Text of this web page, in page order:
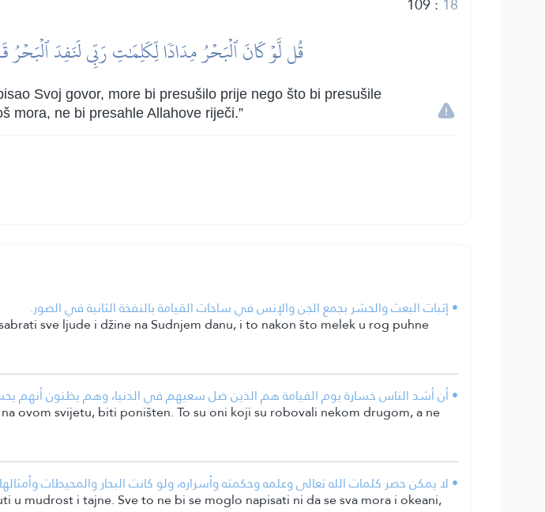
قُل لَّوۡ كَانَ ٱلۡبَحۡرُ مِدَادٗا لِّكَلِمَٰتِ رَبِّي لَنَفِدَ
Svoj govor, more bi presušilo prije nego što bi presušile
mora, ne bi presahle Allahove riječi.”
• إثبات البعث والحشر بجمع الجن والإنس في ساحات القيامة بالنفخة الثانية في الصور.
sve ljude i džine na Sudnjem danu, i to nakon što melek u rog puhne
• أن أشد الناس خسارة يوم القيامة هم الذين ضل سعيهم في الدنيا، وهم يظنون أنهم
ovom svijetu, biti poništen. To su oni koji su robovali nekom drugom, a ne
• لا يمكن حصر كلمات الله تعالى وعلمه وحكمته وأسراره، ولو كانت البحار والمحيطات
mudrost i tajne. Sve to ne bi se moglo napisati ni da se sva mora i okeani,